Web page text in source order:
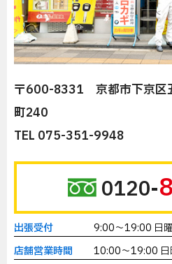
〒600-8331 京都市下京区
町240
TEL 075-351-9948
0120-
出張受付
9:00～19:00 日
店舗営業時間
10:00～19:00